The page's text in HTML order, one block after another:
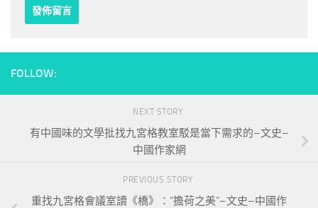
FOLLOW:
NEXT STORY
有中國味的文學批找九宮格教室駁是當下需求的–文史–
中國作家網
PREVIOUS STORY
重找九宮格會議室讀《橋》：“擔荷之美”–文史–中國作